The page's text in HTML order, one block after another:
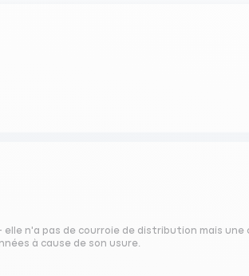
n'a pas de courroie de distribution mais une
à cause de son usure.